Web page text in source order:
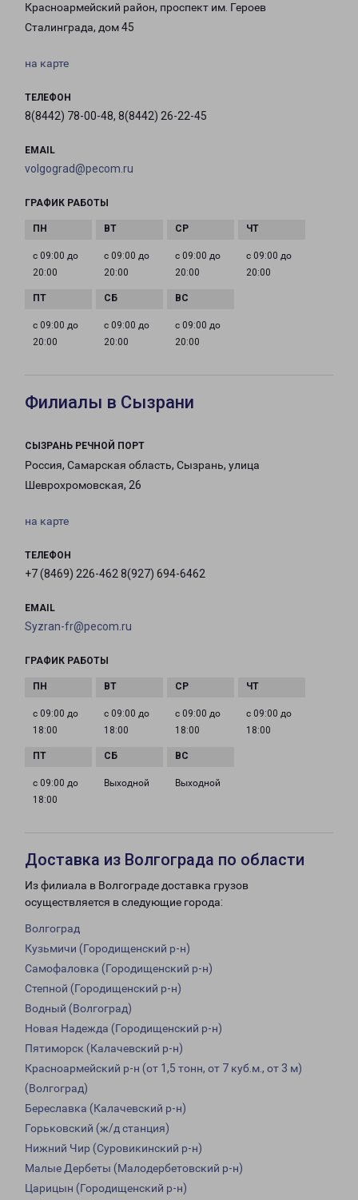
Красноармейский район, проспект им. Героев
Сталинграда, дом 45
на карте
ТЕЛЕФОН
8(8442) 78-00-48, 8(8442) 26-22-45
EMAIL
volgograd@pecom.ru
ГРАФИК РАБОТЫ
с 09:00 до
20:00
с 09:00 до
20:00
с 09:00 до
20:00
с 09:00 до
20:00
с 09:00 до
20:00
с 09:00 до
20:00
с 09:00 до
20:00
Филиалы в Сызрани
СЫЗРАНЬ РЕЧНОЙ ПОРТ
Россия, Самарская область, Сызрань, улица
Шеврохромовская, 26
на карте
ТЕЛЕФОН
+7 (8469) 226-462 8(927) 694-6462
EMAIL
Syzran-fr@pecom.ru
ГРАФИК РАБОТЫ
с 09:00 до
18:00
с 09:00 до
18:00
с 09:00 до
18:00
с 09:00 до
18:00
с 09:00 до
18:00
Выходной Выходной
Доставка из Волгограда по области
Из филиала в Волгограде доставка грузов
осуществляется в следующие города:
Волгоград
Кузьмичи (Городищенский р-н)
Самофаловка (Городищенский р-н)
Степной (Городищенский р-н)
Водный (Волгоград)
Новая Надежда (Городищенский р-н)
Пятиморск (Калачевский р-н)
Красноармейский р-н (от 1,5 тонн, от 7 куб.м., от 3 м)
(Волгоград)
Береславка (Калачевский р-н)
Горьковский (ж/д станция)
Нижний Чир (Суровикинский р-н)
Малые Дербеты (Малодербетовский р-н)
Царицын (Городищенский р-н)